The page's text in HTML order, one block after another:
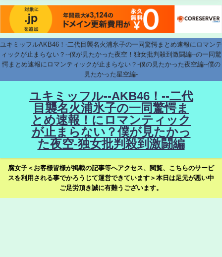
ユキミッフルAKB46！-二代目襲名火浦氷子の一同驚愕まとめ速報にロマンテ
ィックが止まらない？--僕が見たかった夜空！独女批判殺到激闘編--の一同驚
愕まとめ速報にロマンティックが止まらない？-僕の見たかった夜空編--僕の
見たかった星空編-
ユキミッフル--AKB46！--二代
目襲名火浦氷子の一同驚愕ま
とめ速報！にロマンティック
が止まらない？僕が見たかっ
た夜空-独女批判殺到激闘編
腐女子＜お客様皆様が掲載の記事等へアクセス、閲覧、こちらのサービ
スを利用される事でかろうじて運営できています＞本日は足元が悪い中
ご足労頂き誠に有難うございます。